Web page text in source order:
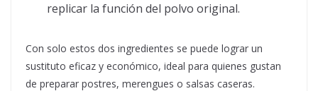
replicar la función del polvo original.
Con solo estos dos ingredientes se puede lograr un
sustituto eficaz y económico, ideal para quienes gustan
de preparar postres, merengues o salsas caseras.